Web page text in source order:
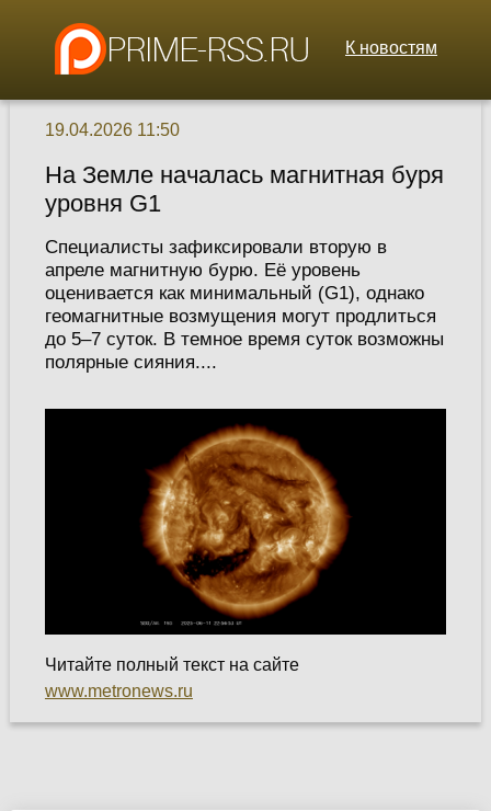
К новостям
19.04.2026 11:50
На Земле началась магнитная буря
уровня G1
Специалисты зафиксировали вторую в
апреле магнитную бурю. Её уровень
оценивается как минимальный (G1), однако
геомагнитные возмущения могут продлиться
до 5–7 суток. В темное время суток возможны
полярные сияния....
Читайте полный текст на сайте
www.metronews.ru